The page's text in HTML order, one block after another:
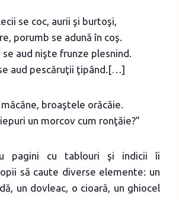
se coc, aurii şi burtoşi,
porumb se adună în coş.
se aud nişte frunze plesnind.
aud pescăruţii ţipând.[…]
broaştele orăcăie.
un morcov cum ronţăie?”
pagini cu tablouri şi indicii îi
să caute diverse elemente: un
un dovleac, o cioară, un ghiocel